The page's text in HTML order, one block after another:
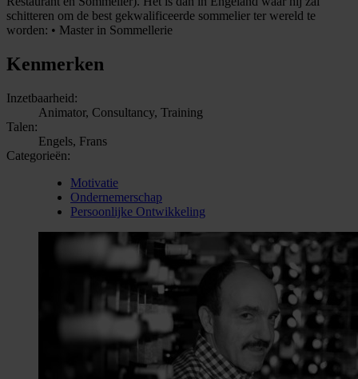
schitteren om de best gekwalificeerde sommelier ter wereld te
worden: • Master in Sommellerie
Kenmerken
Inzetbaarheid:
Animator, Consultancy, Training
Talen:
Engels, Frans
Categorieën:
Motivatie
Ondernemerschap
Persoonlijke Ontwikkeling